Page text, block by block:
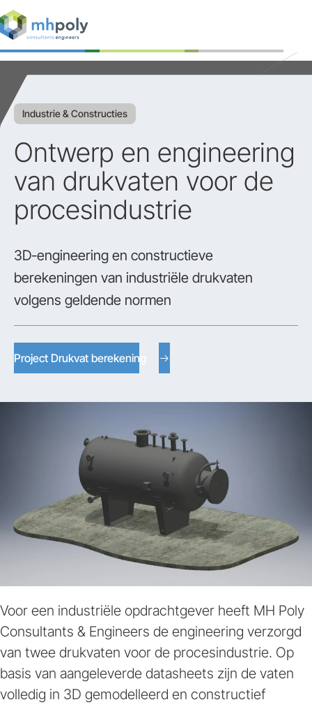
Expertises
Projecten
Werken bij
Contact
Industrie & Constructies
Ontwerp en engineering
van drukvaten voor de
procesindustrie
3D-engineering en constructieve
berekeningen van industriële drukvaten
volgens geldende normen
Project Drukvat berekening
Voor een industriële opdrachtgever heeft MH Poly
Consultants & Engineers de engineering verzorgd
van twee drukvaten voor de procesindustrie. Op
basis van aangeleverde datasheets zijn de vaten
volledig in 3D gemodelleerd en constructief